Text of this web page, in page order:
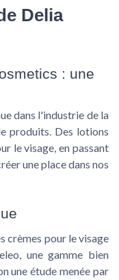
Delia
: une
dans l'industrie de la
produits. Des lotions
le visage, en passant
une place dans nos
crèmes pour le visage
, une gamme bien
une étude menée par